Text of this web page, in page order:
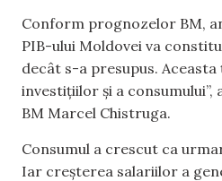
Conform prognozelor BM,
PIB-ului Moldovei va
decât s-a presupus.
investițiilor și a
BM Marcel Chistruga.
Consumul a crescut ca
Iar creșterea salariilor a